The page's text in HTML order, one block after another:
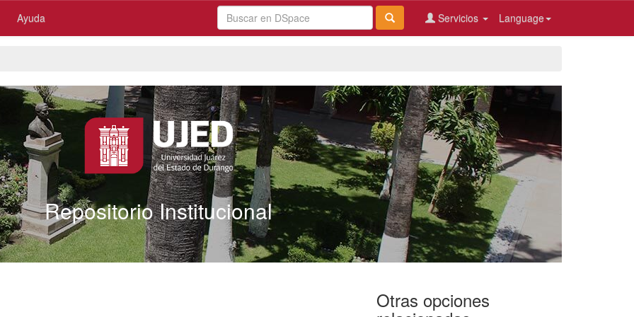
Ayuda Language
Servicios
Repositorio Institucional
Otras opciones